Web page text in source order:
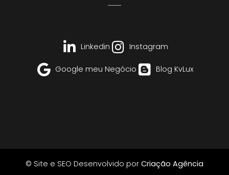
Linkedin Instagram
Google meu Negócio Blog KvLux
© Site e SEO Desenvolvido por Criação Agência